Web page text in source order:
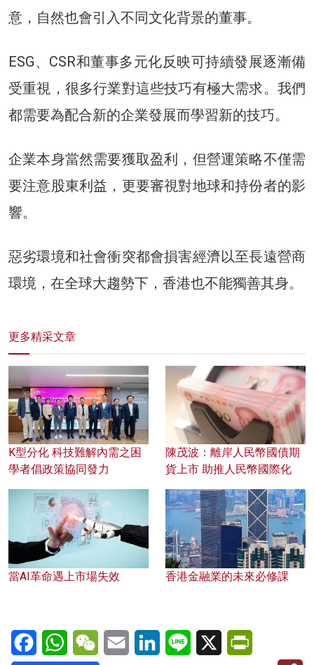
意，自然也會引入不同文化背景的董事。
ESG、CSR和董事多元化反映可持續發展逐漸備
受重視，很多行業對這些技巧有極大需求。我們
都需要為配合新的企業發展而學習新的技巧。
企業本身當然需要獲取盈利，但營運策略不僅需
要注意股東利益，更要審視對地球和持份者的影
響。
惡劣環境和社會衝突都會損害經濟以至長遠營商
環境，在全球大趨勢下，香港也不能獨善其身。
更多精采文章
K型分化 科技難解內需之困
學者倡政策協同發力
陳茂波：離岸人民幣國債期
貨上市 助推人民幣國際化
當AI革命遇上市場失效 香港金融業的未來必修課
FacebookWhatsAppWeChatEmail LinkedInLine X